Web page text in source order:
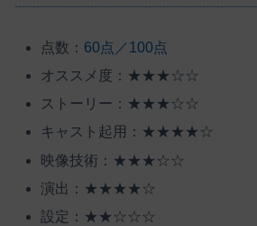
点数： 60点／100点
オススメ度：★★★☆☆
ストーリー：★★★☆☆
キャスト起用：★★★★☆
映像技術：★★★☆☆
演出：★★★★☆
設定：★★☆☆☆